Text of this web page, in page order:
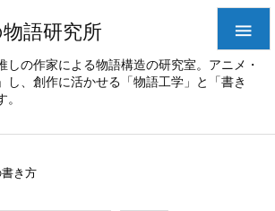
語研究所
しの作家による物語構造の研究室。アニメ・
し、創作に活かせる「物語工学」と「書き

き方